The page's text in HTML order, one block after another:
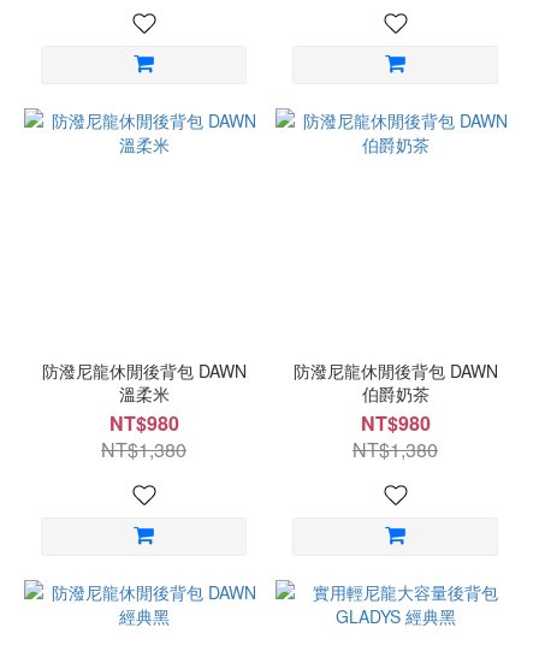
防潑尼龍休閒後背包 DAWN
溫柔米
NT$980
NT$1,380
防潑尼龍休閒後背包 DAWN
伯爵奶茶
NT$980
NT$1,380